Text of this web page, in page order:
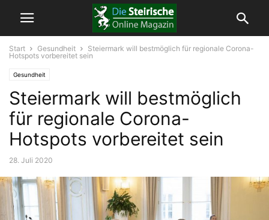
Start Gesundheit
Steiermark will bestmöglich für regionale Corona-
Hotspots vorbereitet sein
Gesundheit
Steiermark will bestmöglich
für regionale Corona-
Hotspots vorbereitet sein
28. Juli 2020